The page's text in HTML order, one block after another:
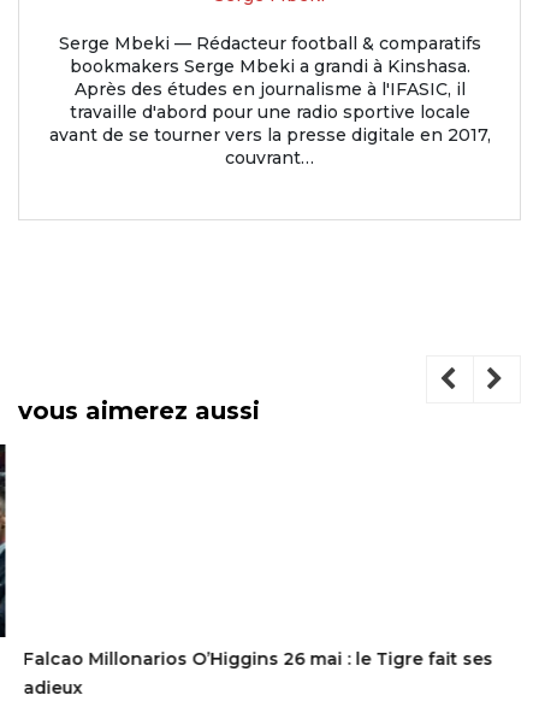
Serge Mbeki — Rédacteur football & comparatifs
bookmakers Serge Mbeki a grandi à Kinshasa.
Après des études en journalisme à l'IFASIC, il
travaille d'abord pour une radio sportive locale
avant de se tourner vers la presse digitale en 2017,
couvrant…
vous aimerez aussi
Falcao Millonarios O’Higgins 26 mai : le Tigre fait ses
adieux